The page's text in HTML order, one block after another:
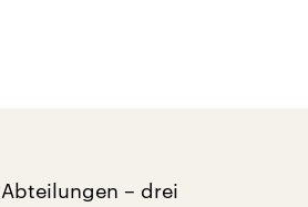
– drei